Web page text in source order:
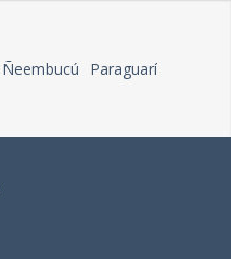
Ñeembucú
Paraguarí